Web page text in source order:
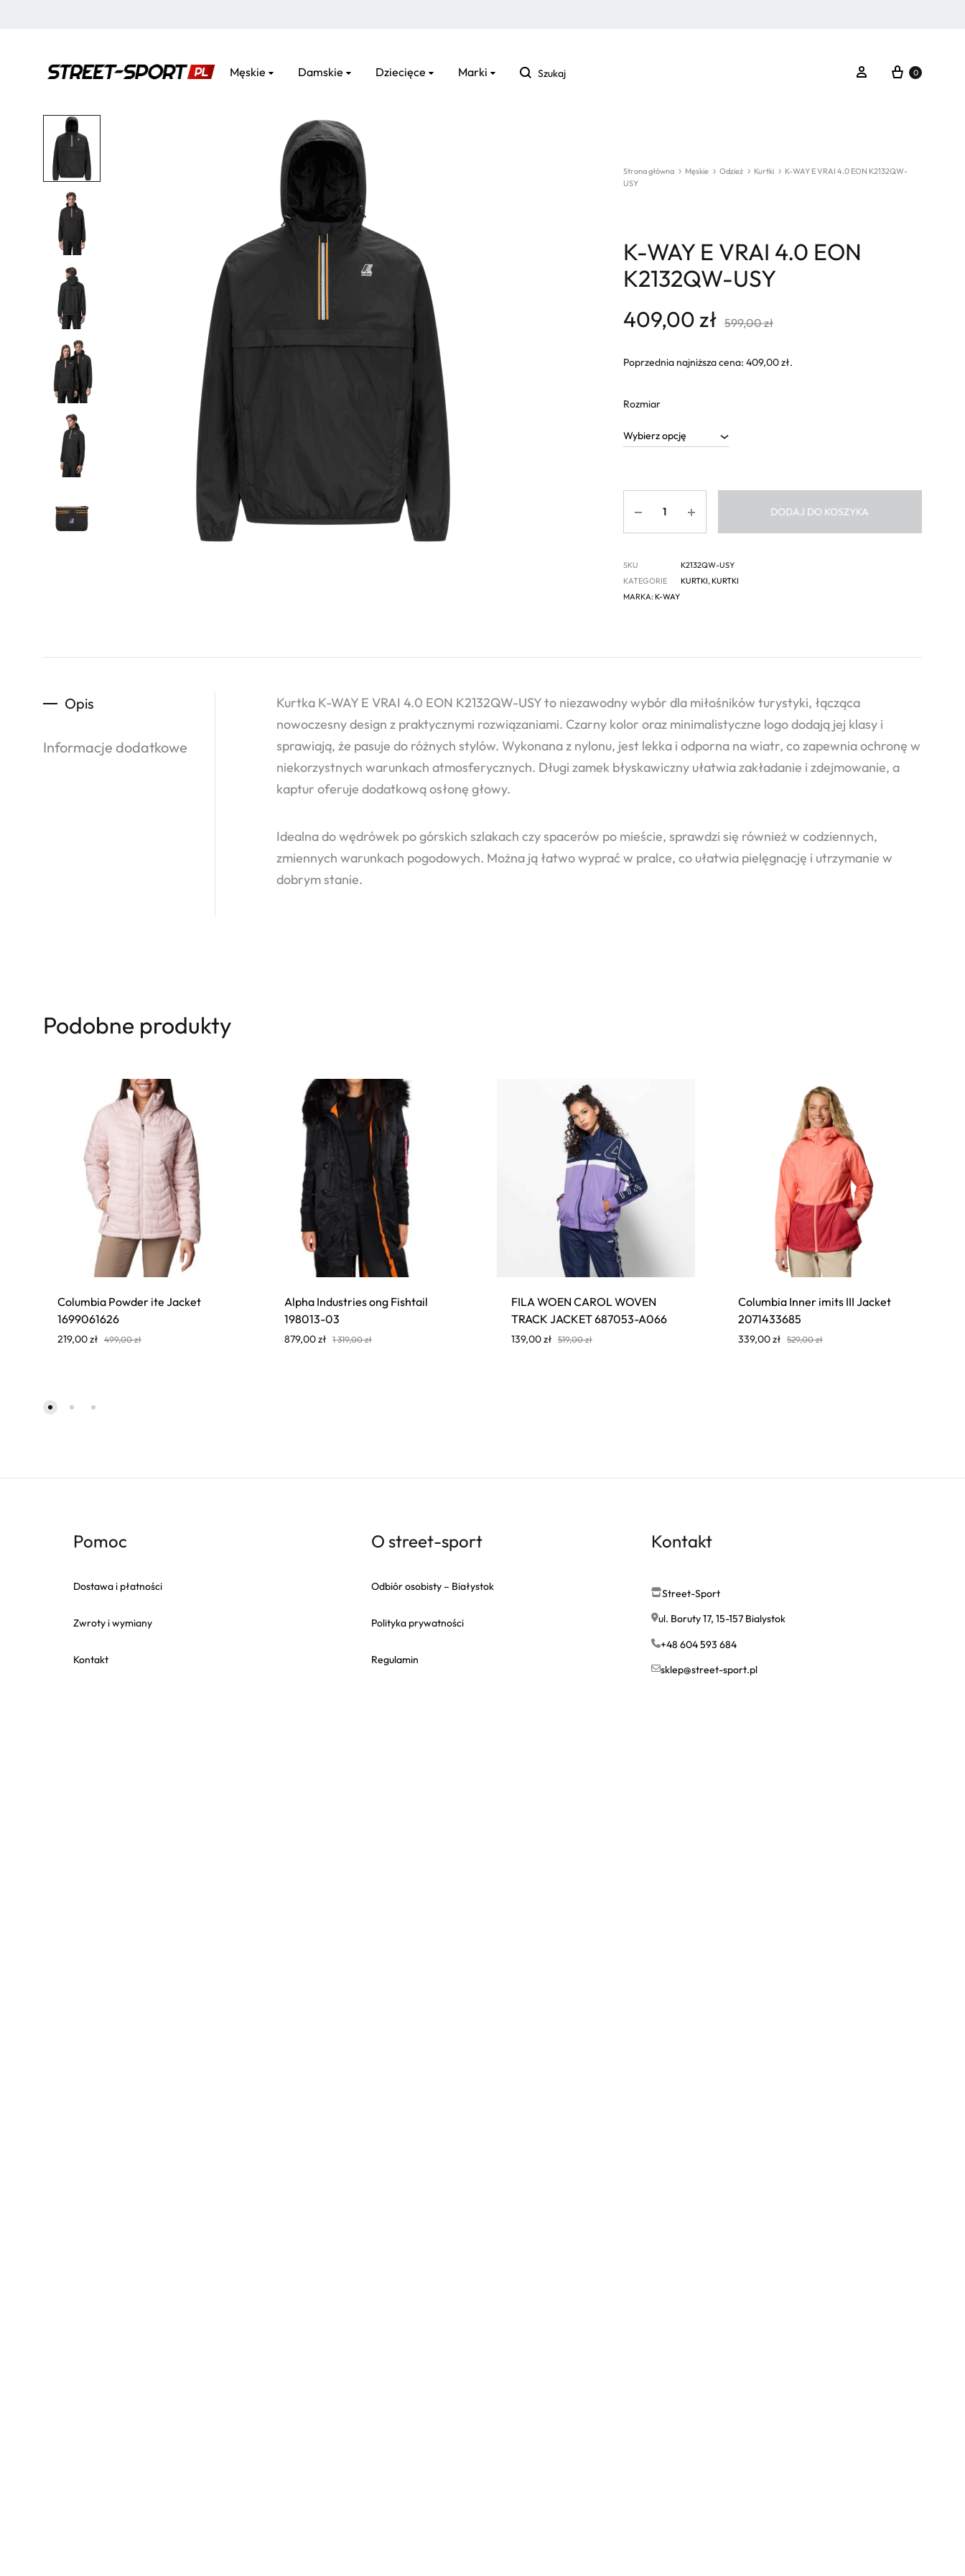
sport.pl
Męskie Damskie Dziecięce Marki Szukaj Zaloguj sięKoszyk
0
Strona główna Męskie Odzież Kurtki
K-WAY E VRAI 4.0 EON K2132QW-
USY
K-WAY E VRAI 4.0 EON
K2132QW-USY
409,00zł 599,00zł
Poprzednia najniższa cena: 409,00zł.
Rozmiar
DODAJ DO KOSZYKA
SKU
K2132QW-USY
KATEGORIE
KURTKI,KURTKI
MARKA: K-WAY
Opis
Informacje dodatkowe
Kurtka K-WAY E VRAI 4.0 EON K2132QW-USY to niezawodny wybór dla miłośników turystyki, łącząca
nowoczesny design z praktycznymi rozwiązaniami. Czarny kolor oraz minimalistyczne logo dodają jej klasy i
sprawiają, że pasuje do różnych stylów. Wykonana z nylonu, jest lekka i odporna na wiatr, co zapewnia ochronę w
niekorzystnych warunkach atmosferycznych. Długi zamek błyskawiczny ułatwia zakładanie i zdejmowanie, a
kaptur oferuje dodatkową osłonę głowy.
Idealna do wędrówek po górskich szlakach czy spacerów po mieście, sprawdzi się również w codziennych,
zmiennych warunkach pogodowych. Można ją łatwo wyprać w pralce, co ułatwia pielęgnację i utrzymanie w
dobrym stanie.
Podobne produkty
Columbia Powder ite Jacket
1699061626
219,00zł 499,00zł
Alpha Industries ong Fishtail
198013-03
879,00zł 1 319,00zł
FILA WOEN CAROL WOVEN
TRACK JACKET 687053-A066
139,00zł 519,00zł
Columbia Inner imits III Jacket
2071433685
339,00zł 529,00zł
Pomoc
Dostawa i płatności
Zwroty i wymiany
Kontakt
O street-sport
Odbiór osobisty – Białystok
Polityka prywatności
Regulamin
Kontakt
Street-Sport
ul. Boruty 17, 15-157 Bialystok
+48 604 593 684
sklep@street-sport.pl